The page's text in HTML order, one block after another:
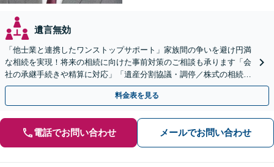
遺言無効
「他士業と連携したワンストップサポート」家族間の争いを避け円満
な相続を実現！将来の相続に向けた事前対策のご相談も承ります「会
社の承継手続きや精算に対応」「遺産分割協議・調停／株式の相続／
使い込み／成年後見／遺言書作成など」
料金表を見る
電話でお問い合わせ メールでお問い合わせ